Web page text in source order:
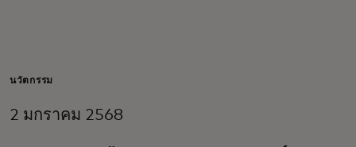
สำหรับธุรกิจ
นวัตกรรม
2 มกราคม 2568